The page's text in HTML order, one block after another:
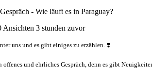
- Wie läuft es in Paraguay?
Ansichten 3 stunden zuvor
uns und es gibt einiges zu erzählen. ❣️
und ehrliches Gespräch, denn es gibt